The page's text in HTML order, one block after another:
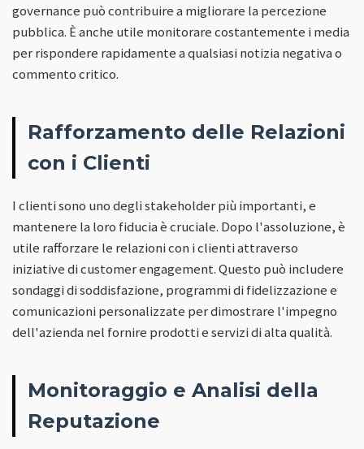
governance può contribuire a migliorare la percezione
pubblica. È anche utile monitorare costantemente i media
per rispondere rapidamente a qualsiasi notizia negativa o
commento critico.
Rafforzamento delle Relazioni
con i Clienti
I clienti sono uno degli stakeholder più importanti, e
mantenere la loro fiducia è cruciale. Dopo l'assoluzione, è
utile rafforzare le relazioni con i clienti attraverso
iniziative di customer engagement. Questo può includere
sondaggi di soddisfazione, programmi di fidelizzazione e
comunicazioni personalizzate per dimostrare l'impegno
dell'azienda nel fornire prodotti e servizi di alta qualità.
Monitoraggio e Analisi della
Reputazione